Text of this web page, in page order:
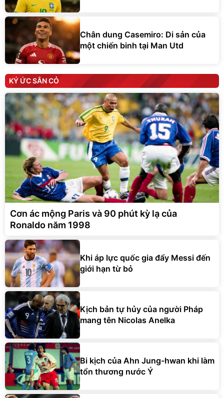
Chân dung Casemiro: Di sản của
một chiến binh tại Man Utd
KÝ ỨC SÂN CỎ
Cơn ác mộng Paris và 90 phút kỳ lạ của
Ronaldo năm 1998
Khi áp lực quốc gia đẩy Messi đến
giới hạn từ bỏ
Kịch bản tự hủy của người Pháp
mang tên Nicolas Anelka
Bi kịch của Ahn Jung-hwan khi làm
tổn thương nước Ý